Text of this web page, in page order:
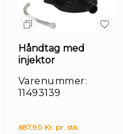
Håndtag med
injektor
Varenummer:
11493139
687,90 Kr. pr. stk.